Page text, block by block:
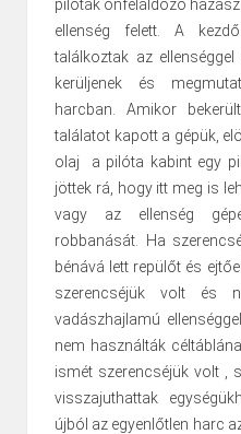
pilóták önfeláldozó
ellenség felett. A
találkoztak az
kerüljenek és
harcban. Amikor
találatot kapott a gépük,
olaj a pilóta kabint egy
jöttek rá, hogy itt meg is
vagy az ellenség
robbanását. Ha
bénává lett repülőt és
szerencséjük volt és
vadászhajlamú
nem használták
ismét szerencséjük volt ,
visszajuthattak
újból az egyenlőtlen harc